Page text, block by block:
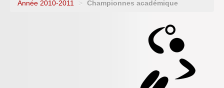
Année 2010-2011
> Championnes académique